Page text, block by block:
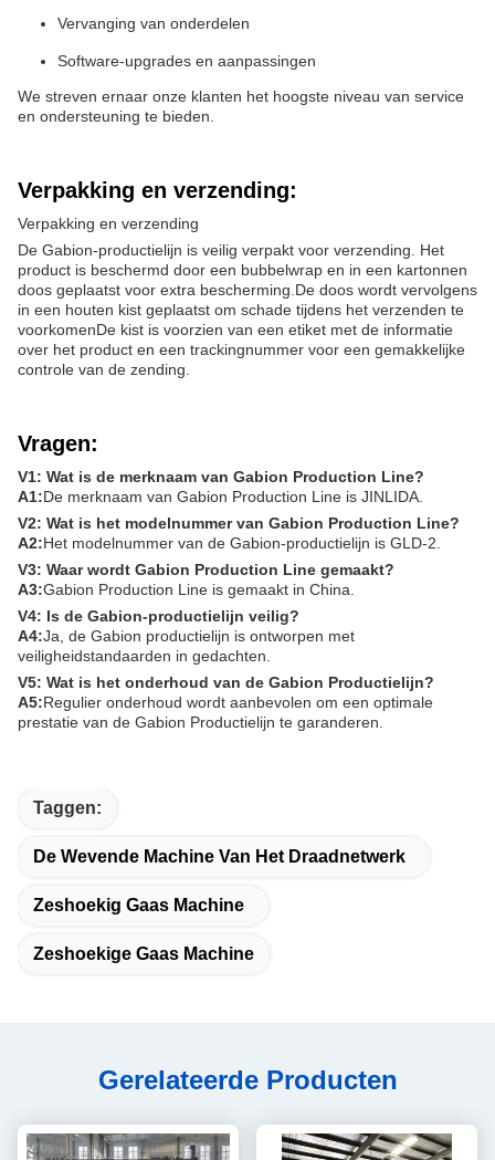
Vervanging van onderdelen
Software-upgrades en aanpassingen
We streven ernaar onze klanten het hoogste niveau van service
en ondersteuning te bieden.
Verpakking en verzending:
Verpakking en verzending
De Gabion-productielijn is veilig verpakt voor verzending. Het
product is beschermd door een bubbelwrap en in een kartonnen
doos geplaatst voor extra bescherming.De doos wordt vervolgens
in een houten kist geplaatst om schade tijdens het verzenden te
voorkomenDe kist is voorzien van een etiket met de informatie
over het product en een trackingnummer voor een gemakkelijke
controle van de zending.
Vragen:
V1: Wat is de merknaam van Gabion Production Line?
A1:De merknaam van Gabion Production Line is JINLIDA.
V2: Wat is het modelnummer van Gabion Production Line?
A2:Het modelnummer van de Gabion-productielijn is GLD-2.
V3: Waar wordt Gabion Production Line gemaakt?
A3:Gabion Production Line is gemaakt in China.
V4: Is de Gabion-productielijn veilig?
A4:Ja, de Gabion productielijn is ontworpen met
veiligheidstandaarden in gedachten.
V5: Wat is het onderhoud van de Gabion Productielijn?
A5:Regulier onderhoud wordt aanbevolen om een optimale
prestatie van de Gabion Productielijn te garanderen.
Taggen:
De Wevende Machine Van Het Draadnetwerk
Zeshoekig Gaas Machine
Zeshoekige Gaas Machine
Gerelateerde Producten